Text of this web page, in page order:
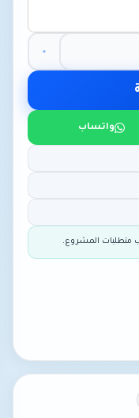
واتساب
المشروع.